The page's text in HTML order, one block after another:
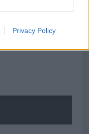
Privacy Policy